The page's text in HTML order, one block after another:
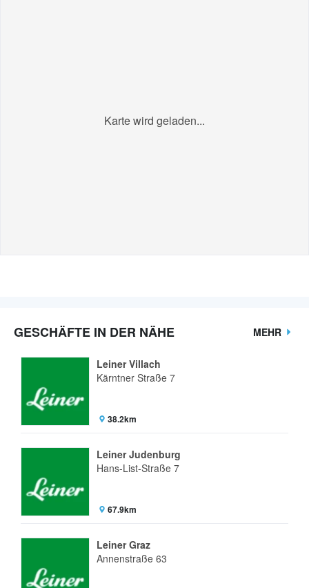
Karte wird geladen...
GESCHÄFTE IN DER NÄHE MEHR
Leiner Villach
Kärntner Straße 7
38.2km
Leiner Judenburg
Hans-List-Straße 7
67.9km
Leiner Graz
Annenstraße 63